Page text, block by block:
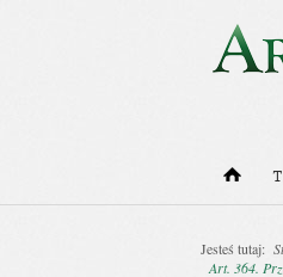
Jesteś tutaj:
Art. 364.